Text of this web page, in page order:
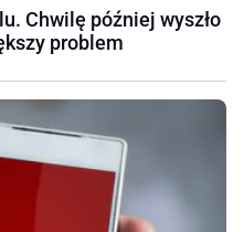
Chwilę później wyszło
problem